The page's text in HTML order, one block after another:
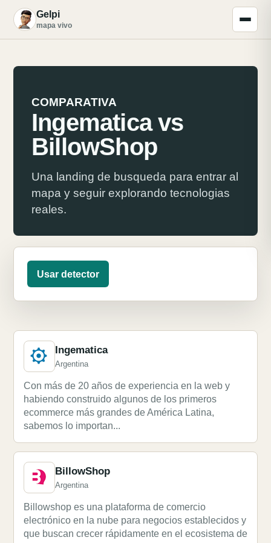
G Gelpi
mapa vivo
COMPARATIVA
Ingematica vs
BillowShop
Una landing de busqueda para entrar al
mapa y seguir explorando tecnologias
reales.
Usar detector
Ingematica
Argentina
Con más de 20 años de experiencia en la web y
habiendo construido algunos de los primeros
ecommerce más grandes de América Latina,
sabemos lo importan...
BillowShop
Argentina
Billowshop es una plataforma de comercio
electrónico en la nube para negocios establecidos y
que buscan crecer rápidamente en el ecosistema de